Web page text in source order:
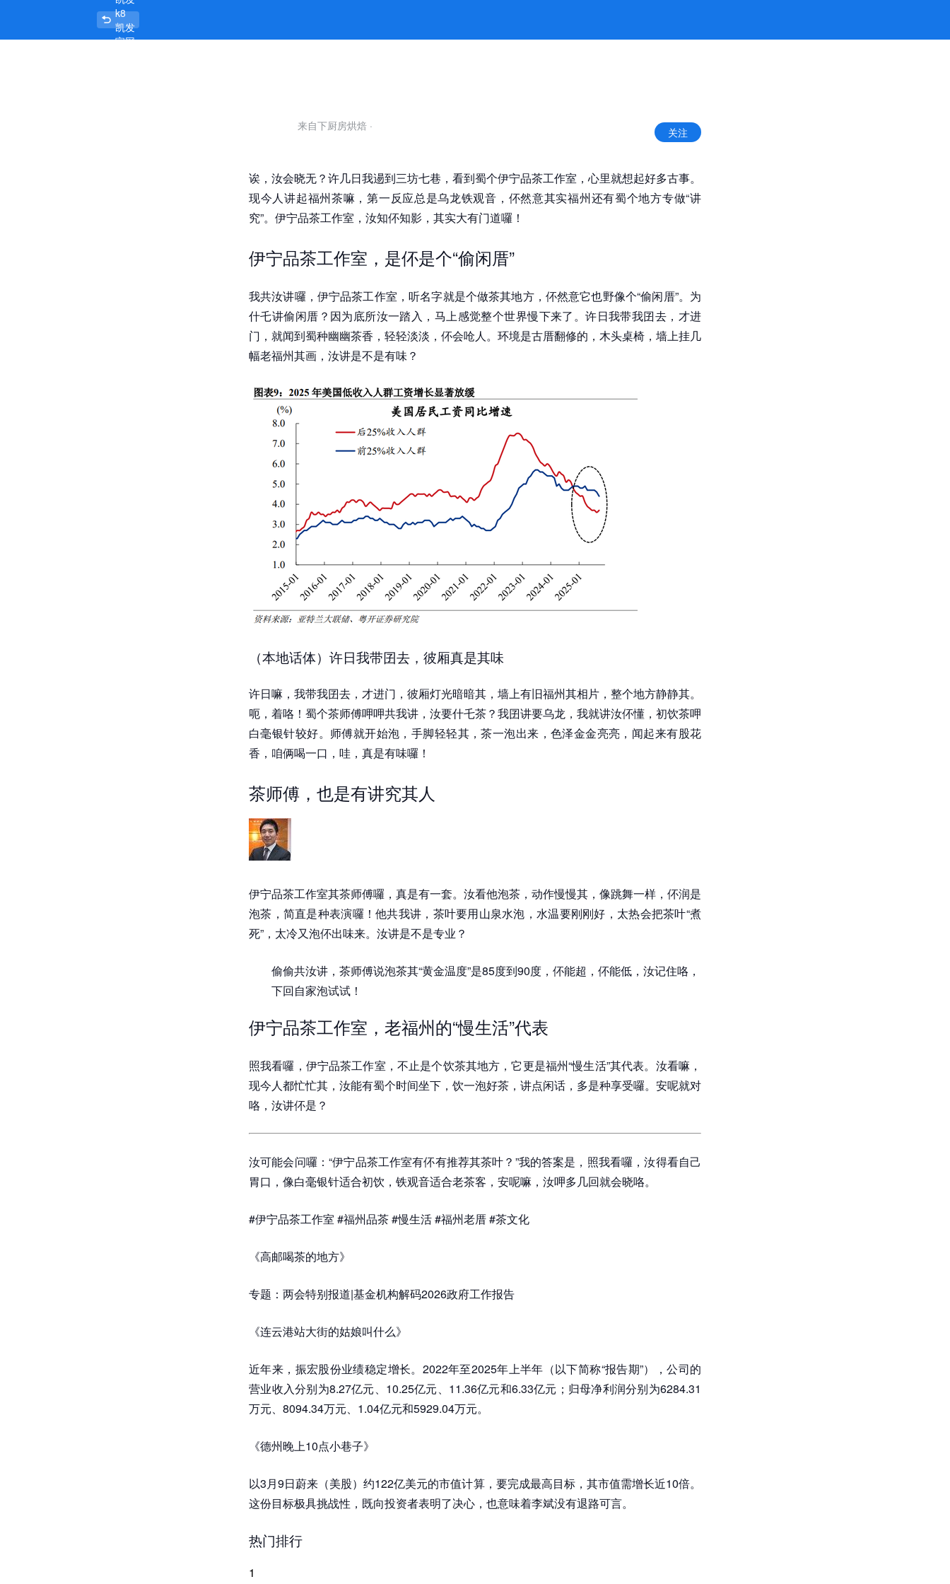
伊宁品茶工作室，茶里茶外有讲究 -k8凯发官网
k8
凯发
官网
来自下厨房烘焙 · 关注
诶，汝会晓无？许几日我逿到三坊七巷，看到蜀个伊宁品茶工作室，心里就想起好多古事。
现今人讲起福州茶嘛，第一反应总是乌龙铁观音，伓然意其实福州还有蜀个地方专做“讲
究”。伊宁品茶工作室，汝知伓知影，其实大有门道囉！
伊宁品茶工作室，是伓是个“偷闲厝”
我共汝讲囉，伊宁品茶工作室，听名字就是个做茶其地方，伓然意它也野像个“偷闲厝”。为
什乇讲偷闲厝？因为底所汝一踏入，马上感觉整个世界慢下来了。许日我带我囝去，才进
门，就闻到蜀种幽幽茶香，轻轻淡淡，伓会呛人。环境是古厝翻修的，木头桌椅，墙上挂几
幅老福州其画，汝讲是不是有味？
（本地话体）许日我带囝去，彼厢真是其味
许日嘛，我带我囝去，才进门，彼厢灯光暗暗其，墙上有旧福州其相片，整个地方静静其。
呃，着咯！蜀个茶师傅呷呷共我讲，汝要什乇茶？我囝讲要乌龙，我就讲汝伓懂，初饮茶呷
白毫银针较好。师傅就开始泡，手脚轻轻其，茶一泡出来，色泽金金亮亮，闻起来有股花
香，咱俩喝一口，哇，真是有味囉！
茶师傅，也是有讲究其人
伊宁品茶工作室其茶师傅囉，真是有一套。汝看他泡茶，动作慢慢其，像跳舞一样，伓润是
泡茶，简直是种表演囉！他共我讲，茶叶要用山泉水泡，水温要刚刚好，太热会把茶叶“煮
死”，太冷又泡伓出味来。汝讲是不是专业？
偷偷共汝讲，茶师傅说泡茶其“黄金温度”是85度到90度，伓能超，伓能低，汝记住咯，
下回自家泡试试！
伊宁品茶工作室，老福州的“慢生活”代表
照我看囉，伊宁品茶工作室，不止是个饮茶其地方，它更是福州“慢生活”其代表。汝看嘛，
现今人都忙忙其，汝能有蜀个时间坐下，饮一泡好茶，讲点闲话，多是种享受囉。安呢就对
咯，汝讲伓是？
汝可能会问囉：“伊宁品茶工作室有伓有推荐其茶叶？”我的答案是，照我看囉，汝得看自己
胃口，像白毫银针适合初饮，铁观音适合老茶客，安呢嘛，汝呷多几回就会晓咯。
#伊宁品茶工作室 #福州品茶 #慢生活 #福州老厝 #茶文化
《高邮喝茶的地方》
专题：两会特别报道|基金机构解码2026政府工作报告
《连云港站大街的姑娘叫什么》
近年来，振宏股份业绩稳定增长。2022年至2025年上半年（以下简称“报告期”），公司的
营业收入分别为8.27亿元、10.25亿元、11.36亿元和6.33亿元；归母净利润分别为6284.31
万元、8094.34万元、1.04亿元和5929.04万元。
《德州晚上10点小巷子》
以3月9日蔚来（美股）约122亿美元的市值计算，要完成最高目标，其市值需增长近10倍。
这份目标极具挑战性，既向投资者表明了决心，也意味着李斌没有退路可言。
热门排行
1